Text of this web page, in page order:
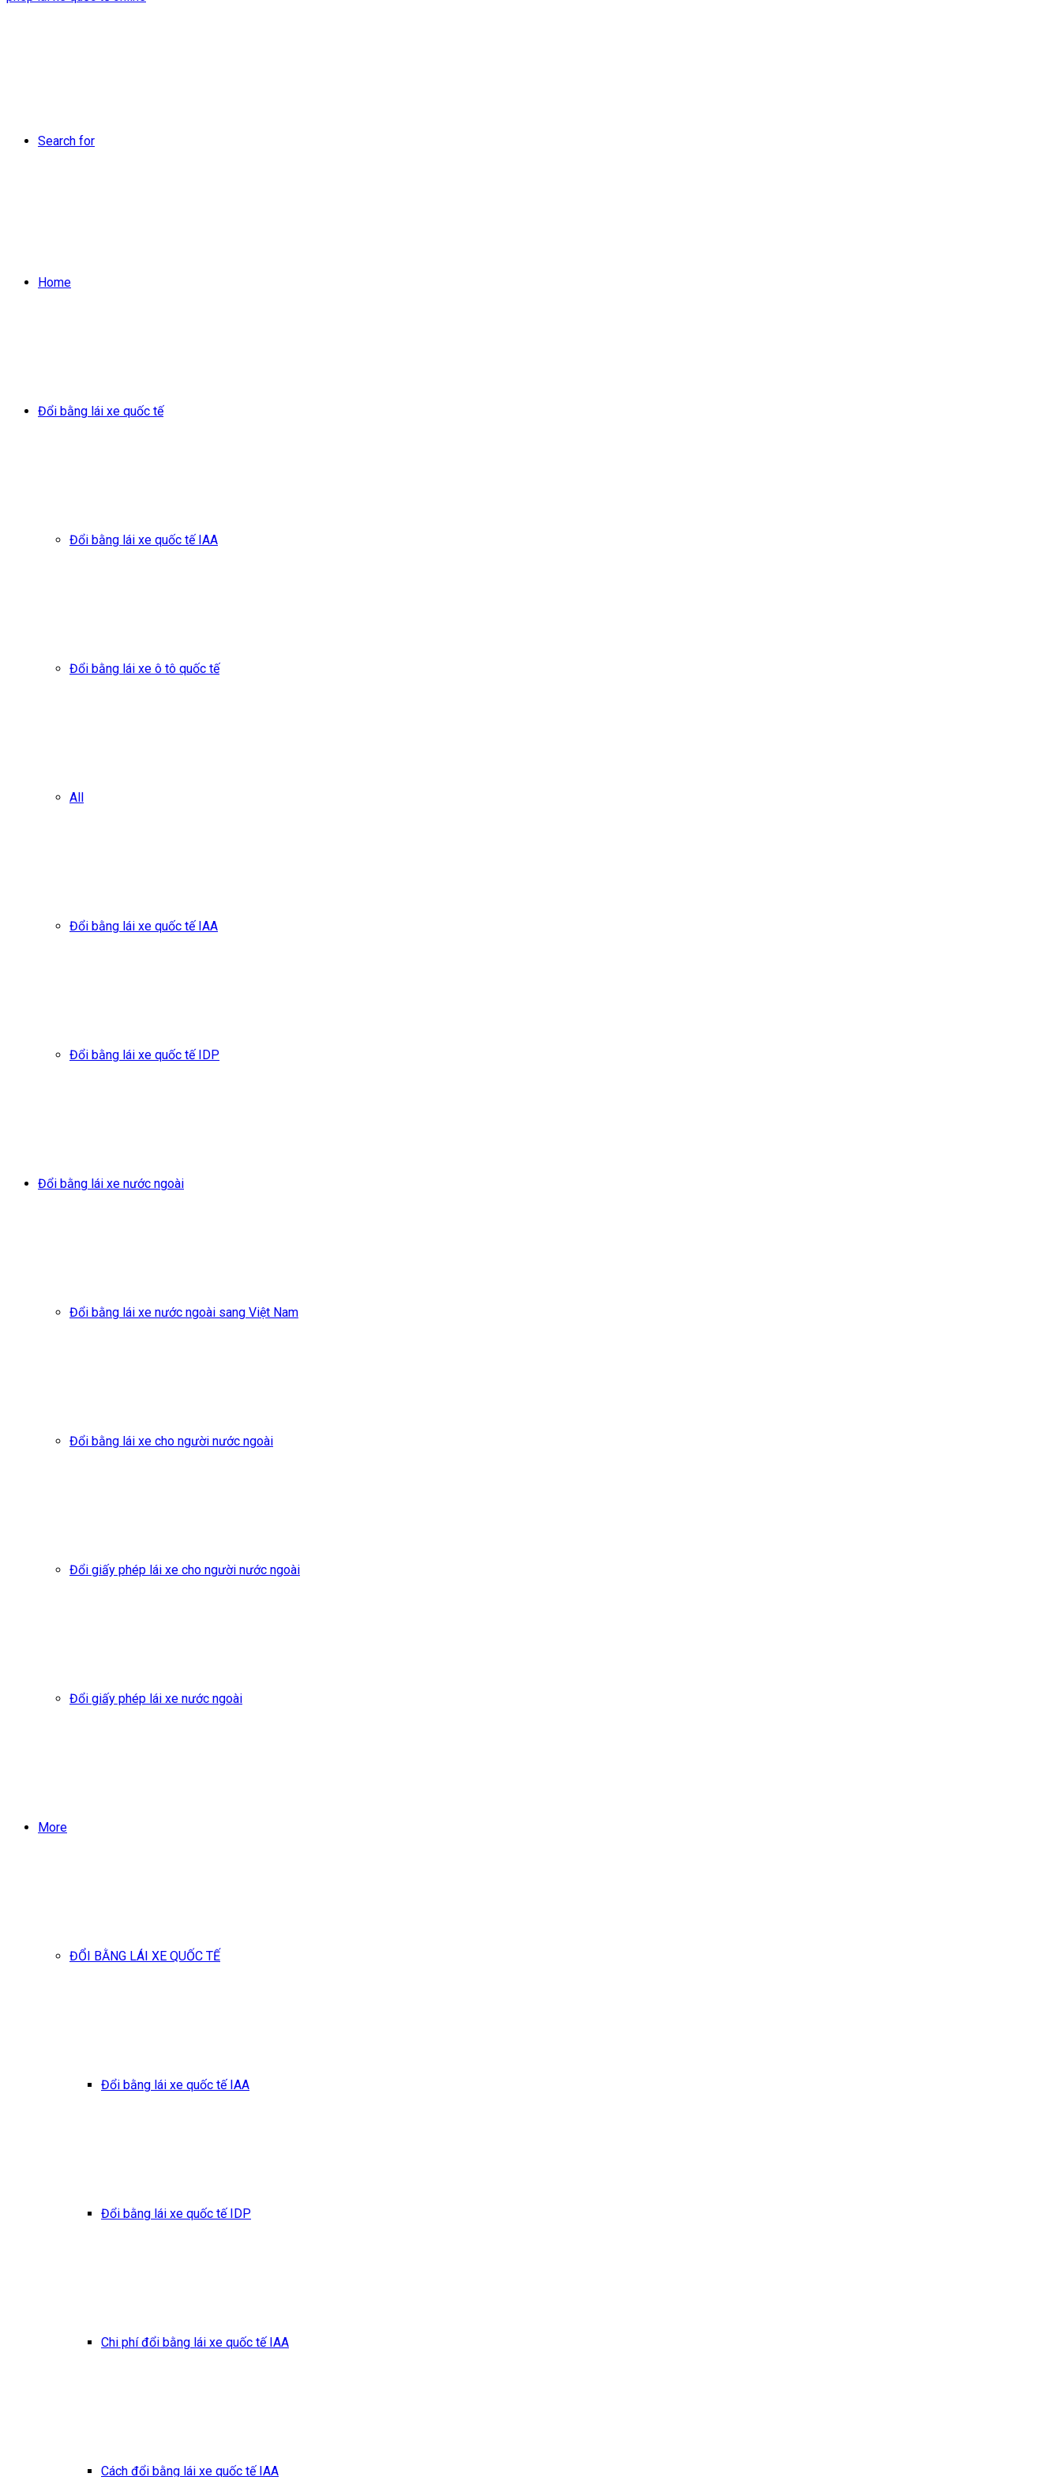
Search for
Home
Đổi bằng lái xe quốc tế
Đổi bằng lái xe quốc tế IAA
Đổi bằng lái xe ô tô quốc tế
All
Đổi bằng lái xe quốc tế IAA
Đổi bằng lái xe quốc tế IDP
Đổi bằng lái xe nước ngoài
Đổi bằng lái xe nước ngoài sang Việt Nam
Đổi bằng lái xe cho người nước ngoài
Đổi giấy phép lái xe cho người nước ngoài
Đổi giấy phép lái xe nước ngoài
More
ĐỔI BẰNG LÁI XE QUỐC TẾ
Đổi bằng lái xe quốc tế IAA
Đổi bằng lái xe quốc tế IDP
Chi phí đổi bằng lái xe quốc tế IAA
Cách đổi bằng lái xe quốc tế IAA